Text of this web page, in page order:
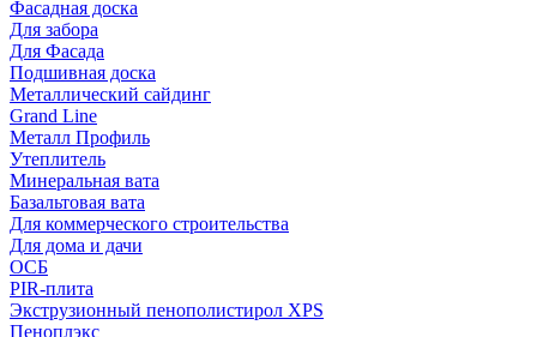
Фасадная доска
Для забора
Для Фасада
Подшивная доска
Металлический сайдинг
Grand Line
Металл Профиль
Утеплитель
Минеральная вата
Базальтовая вата
Для коммерческого строительства
Для дома и дачи
ОСБ
PIR-плита
Экструзионный пенополистирол XPS
Пеноплэкс